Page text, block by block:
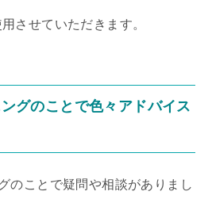
させていただきます。
グのことで色々アドバイス
ことで疑問や相談がありまし